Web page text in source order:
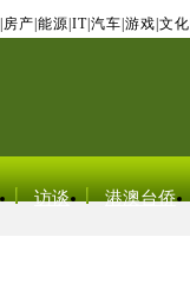
房产 能源 IT| 汽车 游戏 文化
访谈 港澳台侨